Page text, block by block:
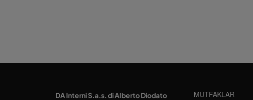
DA Interni S.a.s. di Alberto Diodato MUTFAKLAR